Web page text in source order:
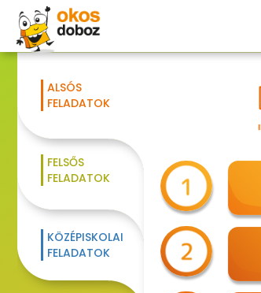
ALSÓS
FELADATOK
FELSŐS
FELADATOK
KÖZÉPISKOLAI
FELADATOK